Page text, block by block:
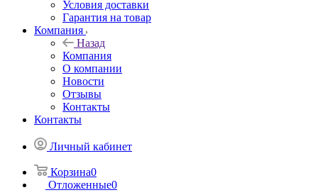
Условия доставки
Гарантия на товар
Компания
Назад
Компания
О компании
Новости
Отзывы
Контакты
Контакты
Личный кабинет
Корзина0
Отложенные0